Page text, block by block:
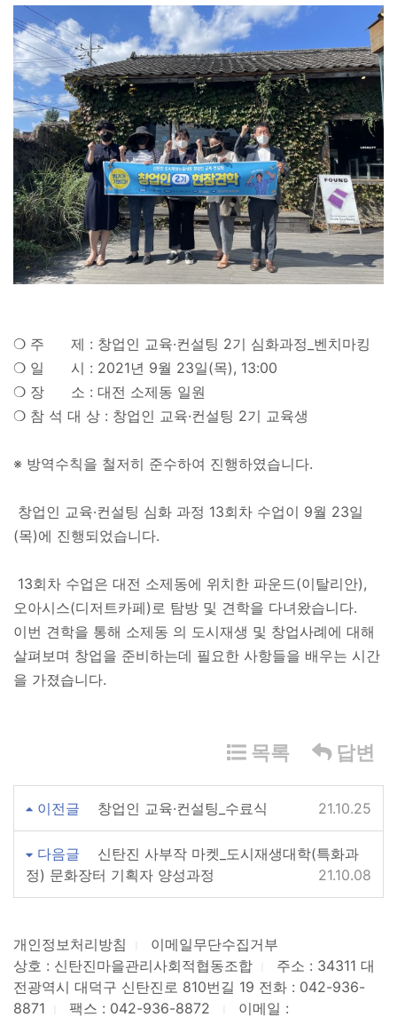
❍ 주 제 : 창업인 교육·컨설팅 2기 심화과정_벤치마킹
❍ 일 시 : 2021년 9월 23일(목), 13:00
❍ 장 소 : 대전 소제동 일원
❍ 참 석 대 상 : 창업인 교육·컨설팅 2기 교육생
※ 방역수칙을 철저히 준수하여 진행하였습니다.
창업인 교육·컨설팅 심화 과정 13회차 수업이 9월 23일
(목)에 진행되었습니다.
13회차 수업은 대전 소제동에 위치한 파운드(이탈리안),
오아시스(디저트카페)로 탐방 및 견학을 다녀왔습니다.
이번 견학을 통해 소제동 의 도시재생 및 창업사례에 대해
살펴보며 창업을 준비하는데 필요한 사항들을 배우는 시간
을 가졌습니다.
목록 답변
이전글 창업인 교육·컨설팅_수료식 21.10.25
다음글
신탄진 사부작 마켓_도시재생대학(특화과
정) 문화장터 기획자 양성과정
21.10.08
개인정보처리방침
이메일무단수집거부
상호 : 신탄진마을관리사회적협동조합
주소 : 34311 대
전광역시 대덕구 신탄진로 810번길 19 전화 : 042-936-
8871
팩스 : 042-936-8872 이메일 :